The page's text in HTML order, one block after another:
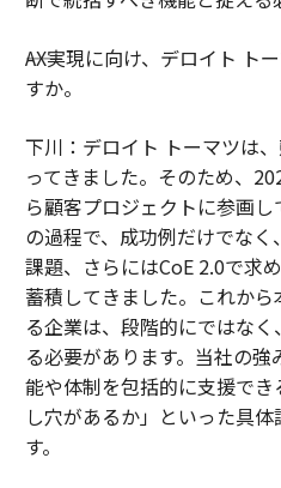
――AX実現に向け、デロイト
すか。
下川：デロイト トーマツは
ってきました。そのため、
ら顧客プロジェクトに参画
の過程で、成功例だけでな
課題、さらにはCoE 2.0で求
蓄積してきました。これか
る企業は、段階的にではな
る必要があります。当社の
能や体制を包括的に支援で
し穴があるか」といった具
す。